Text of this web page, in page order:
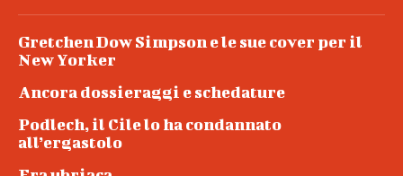
Gretchen Dow Simpson e le sue cover per il
New Yorker
Ancora dossieraggi e schedature
Podlech, il Cile lo ha condannato
all’ergastolo